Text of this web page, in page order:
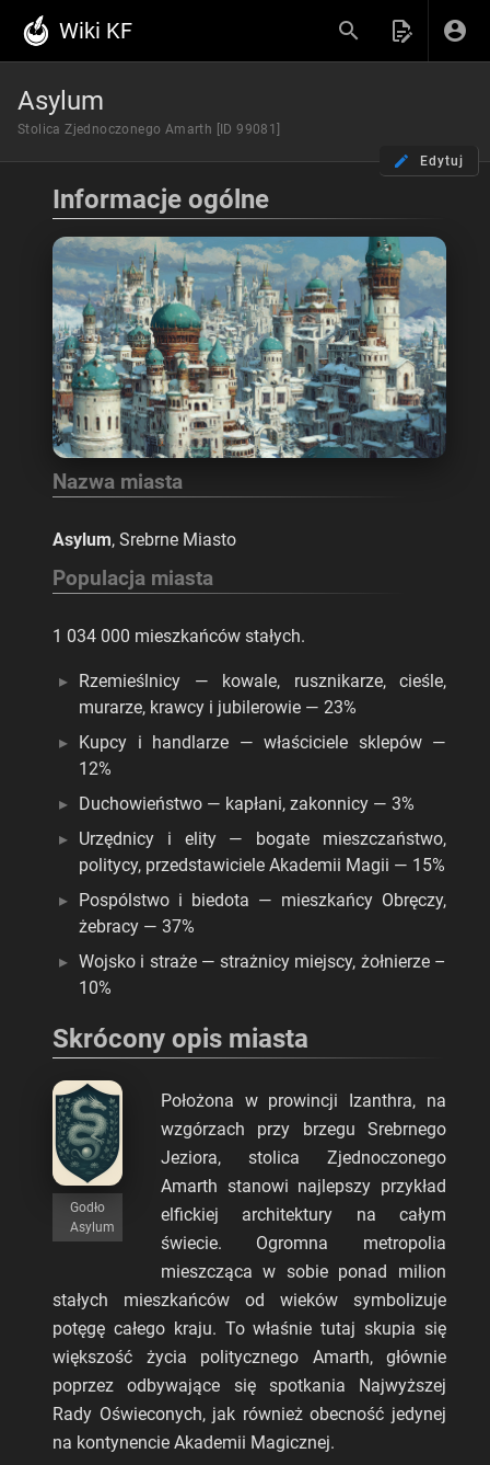
Wiki KF
Asylum
Stolica Zjednoczonego Amarth [ID 99081]
Edytuj
Informacje ogólne
Nazwa miasta
Asylum, Srebrne Miasto
Populacja miasta
1 034 000 mieszkańców stałych.
Rzemieślnicy — kowale, rusznikarze, cieśle,
murarze, krawcy i jubilerowie — 23%
Kupcy i handlarze — właściciele sklepów —
12%
Duchowieństwo — kapłani, zakonnicy — 3%
Urzędnicy i elity — bogate mieszczaństwo,
politycy, przedstawiciele Akademii Magii — 15%
Pospólstwo i biedota — mieszkańcy Obręczy,
żebracy — 37%
Wojsko i straże — strażnicy miejscy, żołnierze –
10%
Skrócony opis miasta
Godło
Asylum
Położona w prowincji Izanthra, na
wzgórzach przy brzegu Srebrnego
Jeziora, stolica Zjednoczonego
Amarth stanowi najlepszy przykład
elfickiej architektury na całym
świecie. Ogromna metropolia
mieszcząca w sobie ponad milion
stałych mieszkańców od wieków symbolizuje
potęgę całego kraju. To właśnie tutaj skupia się
większość życia politycznego Amarth, głównie
poprzez odbywające się spotkania Najwyższej
Rady Oświeconych, jak również obecność jedynej
na kontynencie Akademii Magicznej.